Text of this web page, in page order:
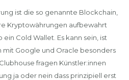
ist die so genannte Blockchain,
Kryptowährungen aufbewahrt
Cold Wallet. Es kann sein, ist
Google und Oracle besonders
fragen Künstler:innen
ja oder nein dass prinzipiell erst